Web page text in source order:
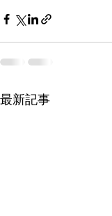
最新記事